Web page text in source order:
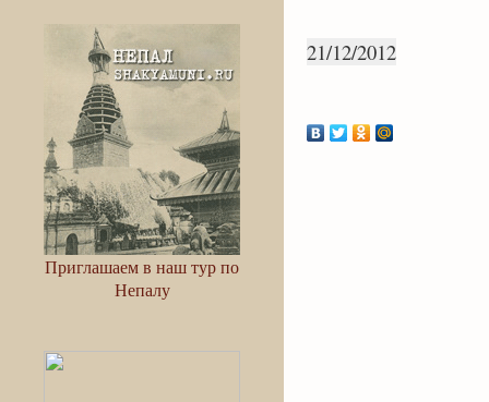
Приглашаем в наш тур по
Непалу
21/12/2012